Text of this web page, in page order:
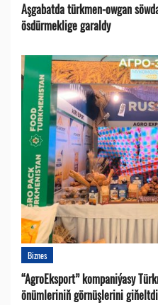
Aşgabatda türkmen-owgan
ösdürmeklige garaldy
Biznes
“AgroEksport” kompaniýasy
önümleriniň görnüşlerini giňeltdi